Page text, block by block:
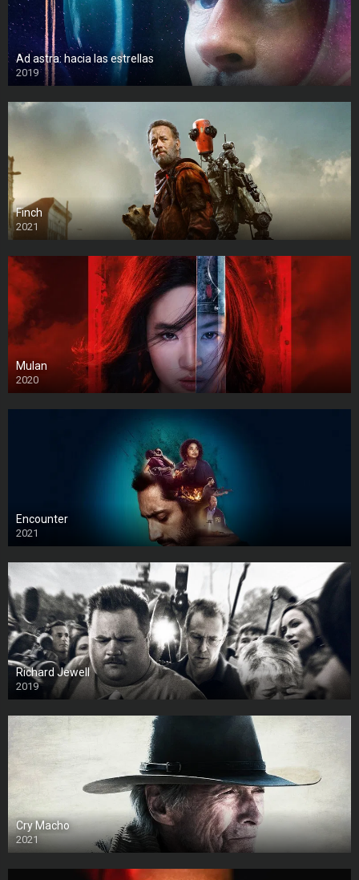
Ad astra: hacia las estrellas
2019
Finch
2021
Mulan
2020
Encounter
2021
Richard Jewell
2019
Cry Macho
2021